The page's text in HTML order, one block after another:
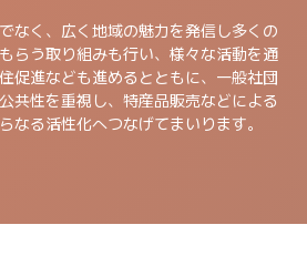
なく、広く地域の魅力を発信し多くの
らう取り組みも行い、様々な活動を通
促進なども進めるとともに、一般社団
共性を重視し、特産品販売などによる
なる活性化へつなげてまいります。